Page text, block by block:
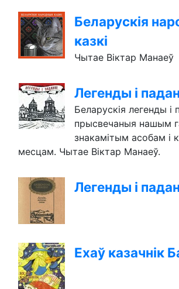
Беларускія
казкі
Чытае Віктар Манаеў
Легенды і
Беларускія легенды і
прысвечаныя нашым
знакамітым асобам і
месцам. Чытае Віктар Манаеў.
Легенды і
Ехаў казачнік